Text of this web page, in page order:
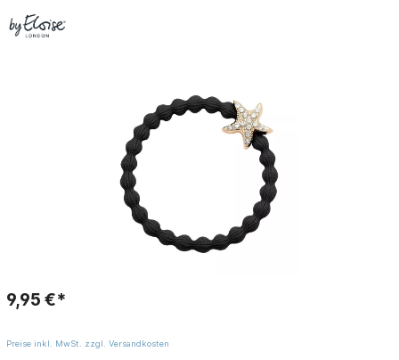
9,95 €*
Preise inkl. MwSt. zzgl. Versandkosten